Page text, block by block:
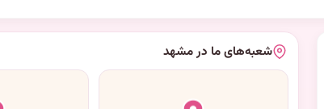
شعبه‌های ما در مشهد